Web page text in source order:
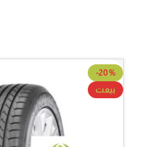
-20%
بيعت